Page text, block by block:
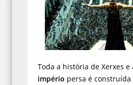
Toda a história de Xerxes e
império persa é